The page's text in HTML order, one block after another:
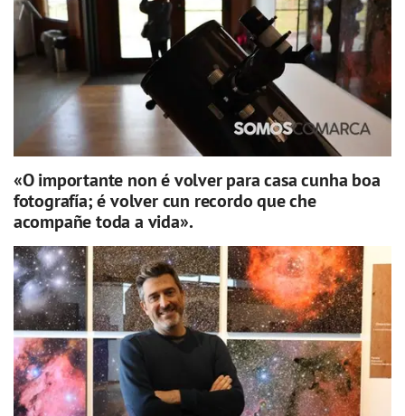
«O importante non é volver para casa cunha boa
fotografía; é volver cun recordo que che
acompañe toda a vida».